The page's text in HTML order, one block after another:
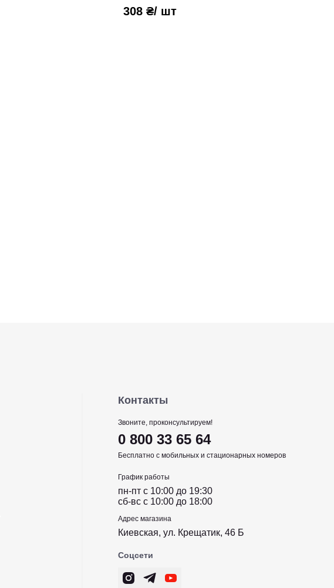
308 ₴/ шт
Контакты
Звоните, проконсультируем!
0 800 33 65 64
Бесплатно с мобильных и стационарных номеров
График работы
пн-пт c 10:00 до 19:30
сб-вс c 10:00 до 18:00
Адрес магазина
Киевская, ул. Крещатик, 46 Б
Соцсети